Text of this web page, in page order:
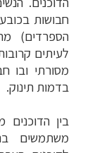
חבושות
הספרדים)
לעיתים
מסורתי ובו
בדמות תינוק.
בין
משתמשים